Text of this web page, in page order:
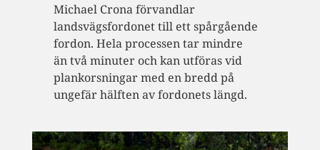
Michael Crona förvandlar
landsvägsfordonet till ett spårgående
fordon. Hela processen tar mindre
än två minuter och kan utföras vid
plankorsningar med en bredd på
ungefär hälften av fordonets längd.